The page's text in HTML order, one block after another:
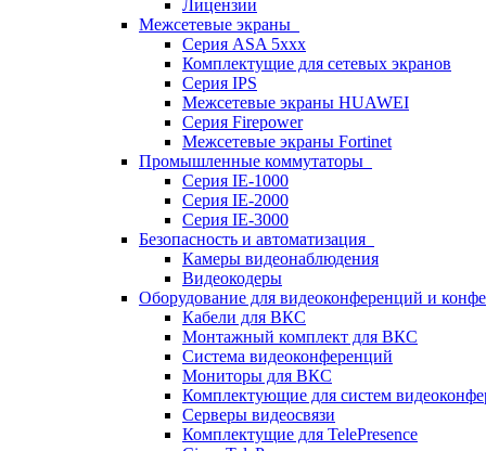
Лицензии
Межсетевые экраны
Серия ASA 5xxx
Комплектущие для сетевых экранов
Серия IPS
Межсетевые экраны HUAWEI
Серия Firepower
Межсетевые экраны Fortinet
Промышленные коммутаторы
Серия IE-1000
Серия IE-2000
Серия IE-3000
Безопасность и автоматизация
Камеры видеонаблюдения
Видеокодеры
Оборудование для видеоконференций и
Кабели для ВКС
Монтажный комплект для ВКС
Система видеоконференций
Мониторы для ВКС
Комплектующие для систем
Серверы видеосвязи
Комплектущие для TelePresence